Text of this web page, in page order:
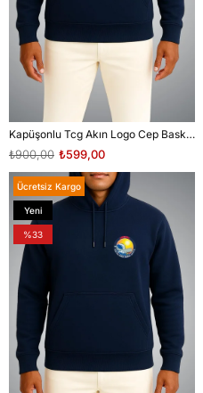
Kapüşonlu Tcg Akın Logo Cep Baskılı Unisex Sweatshirt
₺599,00
₺900,00
Ücretsiz Kargo
Yeni
Ürün
%33